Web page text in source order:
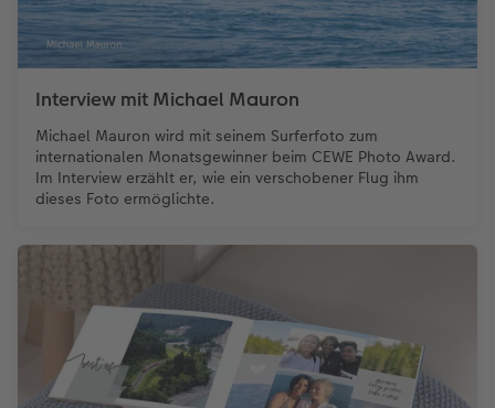
Interview mit Michael Mauron
Michael Mauron wird mit seinem Surferfoto zum
internationalen Monatsgewinner beim CEWE Photo Award.
Im Interview erzählt er, wie ein verschobener Flug ihm
dieses Foto ermöglichte.